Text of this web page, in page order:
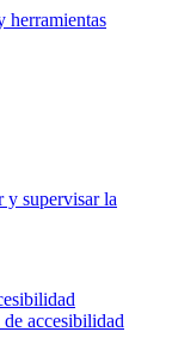
herramientas
y supervisar la
accesibilidad